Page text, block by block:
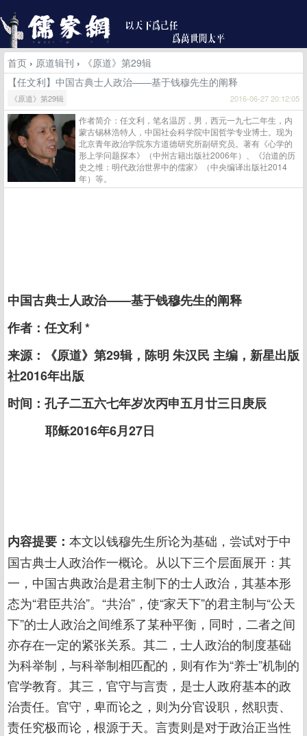
首页 › 原道辑刊 ›
《原道》第29辑
【任文利】中国古典士人政治——基于钱穆先生的阐释
《原道》第29辑 2016-06-27 20:12:05
作者简介：任文利，笔名温厉，男，西元一九七二年生，内
蒙古锡林浩特人，中国社会科学院中国哲学专业博士。现为
北京青年政治学院东方道德研究所副研究员。著有《心学的
形上学问题探本》（中州古籍出版社2006年）、《治道的历
史之维：明代政治世界中的儒家》（中央编译出版社2014
年）等。
中国古典士人政治——基于钱穆先生的阐释
作者：任文利 *
来源：《原道》第29辑，陈明 朱汉民 主编，新星出版
社2016年出版
时间：孔子二五六七年岁次丙申五月廿三日庚辰
耶稣2016年6月27日
内容提要： 本文以钱穆先生所论为基础，尝试对于中
国古典士人政治作一概论。从以下三个层面展开：其
一，中国古典政治是君主制下的士人政治，其基本形
态为“君臣共治”。“共治”，使“家天下”的君主制与“公天
下”的士人政治之间维系了某种平衡，同时，二者之间
亦存在一定的紧张关系。其二，士人政治的制度基础
为科举制，与科举制相匹配的，则有作为“养士”机制的
官学教育。其三，官守与言责，是士人政府基本的政
治责任。官守，卑而论之，则为分官设职，然职责、
责任究极而论，根源于天。言责则是对于政治正当性